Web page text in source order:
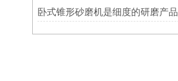
卧式锥形砂磨机是细度的研磨产品